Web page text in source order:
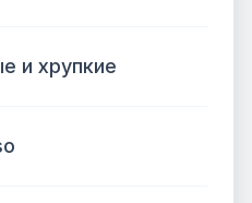
и хрупкие